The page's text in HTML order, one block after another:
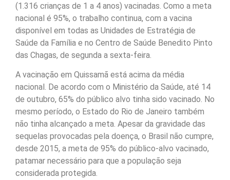
(1.316 crianças de 1 a 4 anos) vacinadas. Como a meta
nacional é 95%, o trabalho continua, com a vacina
disponível em todas as Unidades de Estratégia de
Saúde da Família e no Centro de Saúde Benedito Pinto
das Chagas, de segunda a sexta-feira.
A vacinação em Quissamã está acima da média
nacional. De acordo com o Ministério da Saúde, até 14
de outubro, 65% do público alvo tinha sido vacinado. No
mesmo período, o Estado do Rio de Janeiro também
não tinha alcançado a meta. Apesar da gravidade das
sequelas provocadas pela doença, o Brasil não cumpre,
desde 2015, a meta de 95% do público-alvo vacinado,
patamar necessário para que a população seja
considerada protegida.